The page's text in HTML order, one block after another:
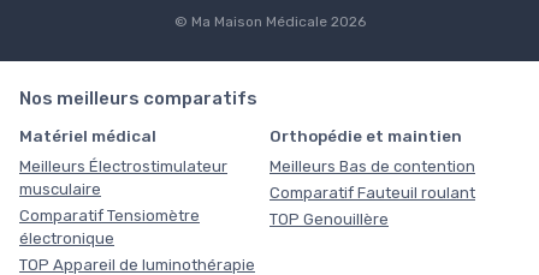
© Ma Maison Médicale 2026
Nos meilleurs comparatifs
Matériel médical
Meilleurs Électrostimulateur
musculaire
Comparatif Tensiomètre
électronique
TOP Appareil de luminothérapie
Orthopédie et maintien
Meilleurs Bas de contention
Comparatif Fauteuil roulant
TOP Genouillère